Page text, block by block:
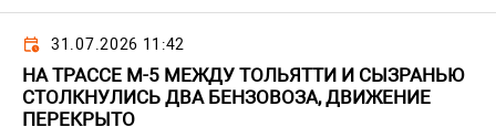
31.07.2026 11:42
НА ТРАССЕ М-5 МЕЖДУ ТОЛЬЯТТИ И СЫЗРАНЬЮ
СТОЛКНУЛИСЬ ДВА БЕНЗОВОЗА, ДВИЖЕНИЕ
ПЕРЕКРЫТО